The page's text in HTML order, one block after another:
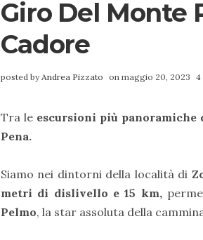
Giro Del Monte
Cadore
posted byAndrea Pizzato on maggio 20, 2023 4
Tra le escursioni più panoramiche
Pena.
Siamo nei dintorni della località di
metri di dislivello e 15 km,
Pelmo, la star assoluta della